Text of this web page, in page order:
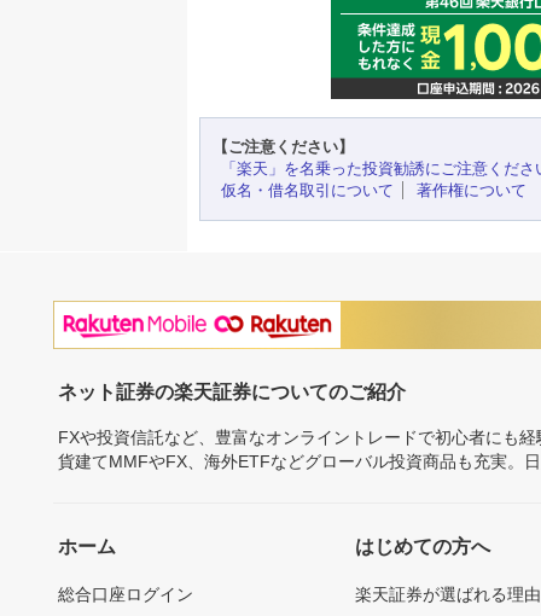
【ご注意ください】
「楽天」を名乗った投資勧誘にご注意くださ
仮名・借名取引について
著作権について
ネット証券の楽天証券についてのご紹介
FXや投資信託など、豊富なオンライントレードで初心者にも
貨建てMMFやFX、海外ETFなどグローバル投資商品も充実。
ホーム
総合口座ログイン
はじめての方へ
楽天証券が選ばれる理由